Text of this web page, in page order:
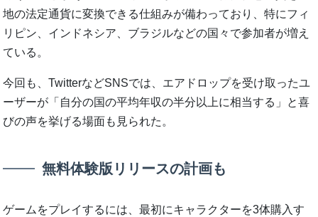
地の法定通貨に変換できる仕組みが備わっており、特にフィ
リピン、インドネシア、ブラジルなどの国々で参加者が増え
ている。
今回も、TwitterなどSNSでは、エアドロップを受け取ったユ
ーザーが「自分の国の平均年収の半分以上に相当する」と喜
びの声を挙げる場面も見られた。
無料体験版リリースの計画も
ゲームをプレイするには、最初にキャラクターを3体購入す